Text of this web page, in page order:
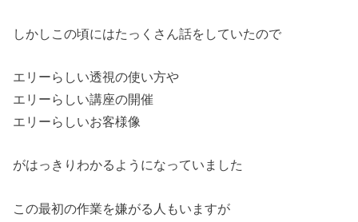
しかしこの頃にはたっくさん話をしていたので
エリーらしい透視の使い方や
エリーらしい講座の開催
エリーらしいお客様像
がはっきりわかるようになっていました
この最初の作業を嫌がる人もいますが